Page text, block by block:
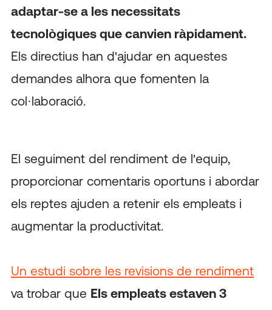
adaptar-se a les necessitats
tecnològiques que canvien ràpidament.
Els directius han d'ajudar en aquestes
demandes alhora que fomenten la
col·laboració.
El seguiment del rendiment de l'equip,
proporcionar comentaris oportuns i abordar
els reptes ajuden a retenir els empleats i
augmentar la productivitat.
Un estudi sobre les revisions de rendiment
va trobar que Els empleats estaven 3